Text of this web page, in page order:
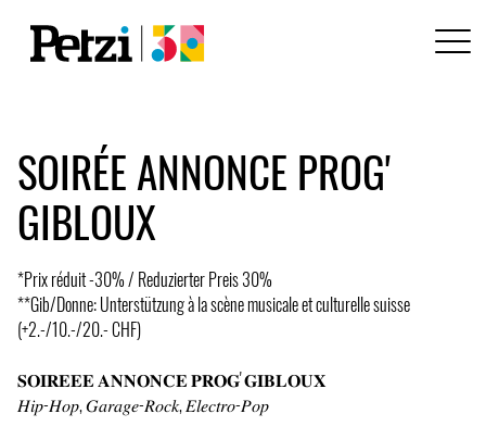
SOIRÉE ANNONCE PROG'
GIBLOUX
*Prix réduit -30% / Reduzierter Preis 30%
**Gib/Donne: Unterstützung à la scène musicale et culturelle suisse
(+2.-/10.-/20.- CHF)
𝐒𝐎𝐈𝐑𝐄𝐄𝐄 𝐀𝐍𝐍𝐎𝐍𝐂𝐄 𝐏𝐑𝐎𝐆' 𝐆𝐈𝐁𝐋𝐎𝐔𝐗
𝐻𝑖𝑝-𝐻𝑜𝑝, 𝐺𝑎𝑟𝑎𝑔𝑒-𝑅𝑜𝑐𝑘, 𝐸𝑙𝑒𝑐𝑡𝑟𝑜-𝑃𝑜𝑝